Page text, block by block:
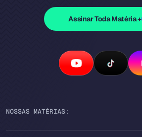
Assinar Toda Matéria +
NOSSAS MATÉRIAS: